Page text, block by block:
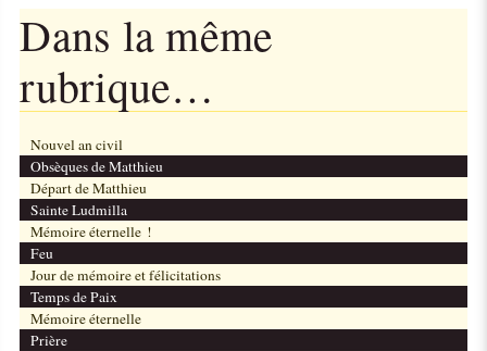
Dans la même
rubrique…
Nouvel an civil
Obsèques de Matthieu
Départ de Matthieu
Sainte Ludmilla
Mémoire éternelle !
Feu
Jour de mémoire et félicitations
Temps de Paix
Mémoire éternelle
Prière